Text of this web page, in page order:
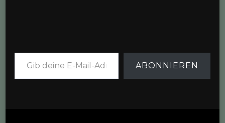
Gib deine E-Mail-Adresse ein ...
ABONNIEREN